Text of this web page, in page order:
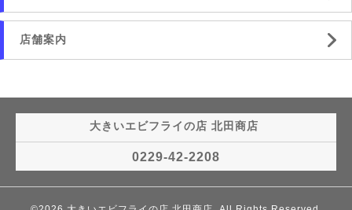
店舗案内
大きいエビフライの店 北田商店
0229-42-2208